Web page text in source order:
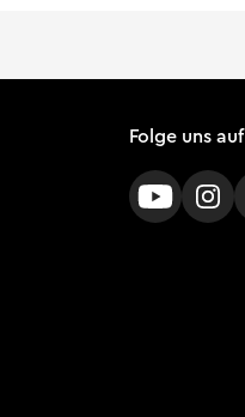
Folge uns auf